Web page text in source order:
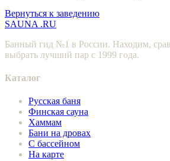
Вернуться к заведению
SAUNA .RU
Банный гид №1 в России. Находим,
выбрать лучший пар с 1999 года.
Каталог
Русская баня
Финская сауна
Хаммам
Бани на дровах
С бассейном
На карте